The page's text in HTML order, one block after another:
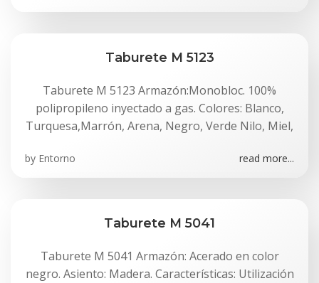
Taburete M 5123
Taburete M 5123 Armazón:Monobloc. 100%
polipropileno inyectado a gas. Colores: Blanco,
Turquesa,Marrón, Arena, Negro, Verde Nilo, Miel,
by Entorno read more...
Taburete M 5041
Taburete M 5041 Armazón: Acerado en color
negro. Asiento: Madera. Características: Utilización